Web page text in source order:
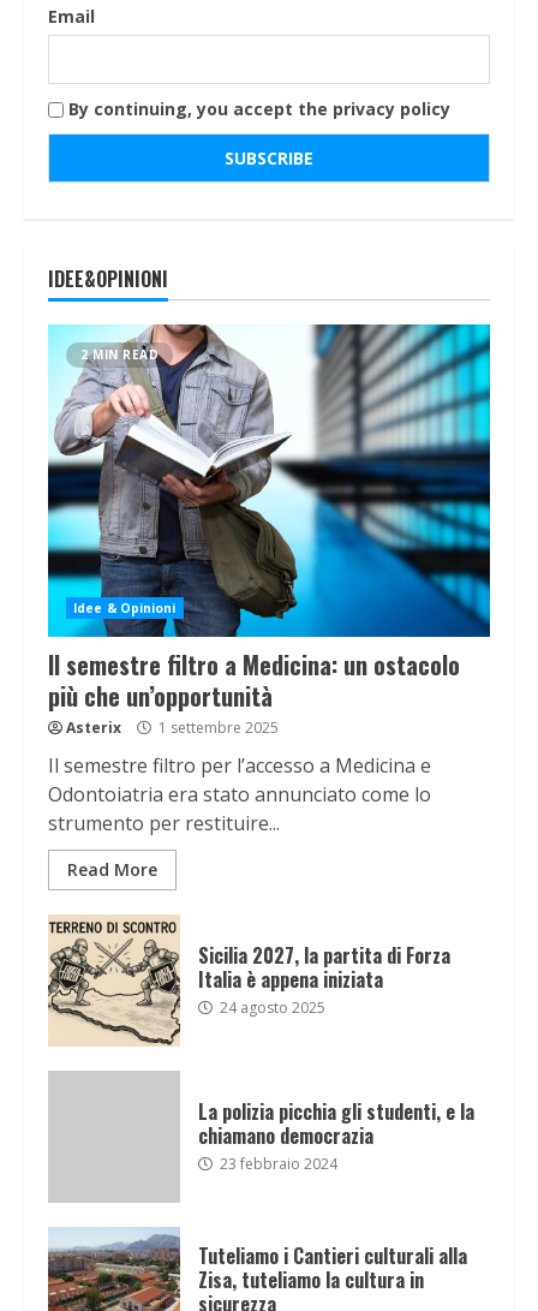
Email
By continuing, you accept the privacy policy
IDEE&OPINIONI
2 MIN READ
Idee & Opinioni
Il semestre filtro a Medicina: un ostacolo
più che un’opportunità
Asterix 1 settembre 2025
Il semestre filtro per l’accesso a Medicina e
Odontoiatria era stato annunciato come lo
strumento per restituire...
Read More
Sicilia 2027, la partita di Forza
Italia è appena iniziata
24 agosto 2025
La polizia picchia gli studenti, e la
chiamano democrazia
23 febbraio 2024
Tuteliamo i Cantieri culturali alla
Zisa, tuteliamo la cultura in
sicurezza